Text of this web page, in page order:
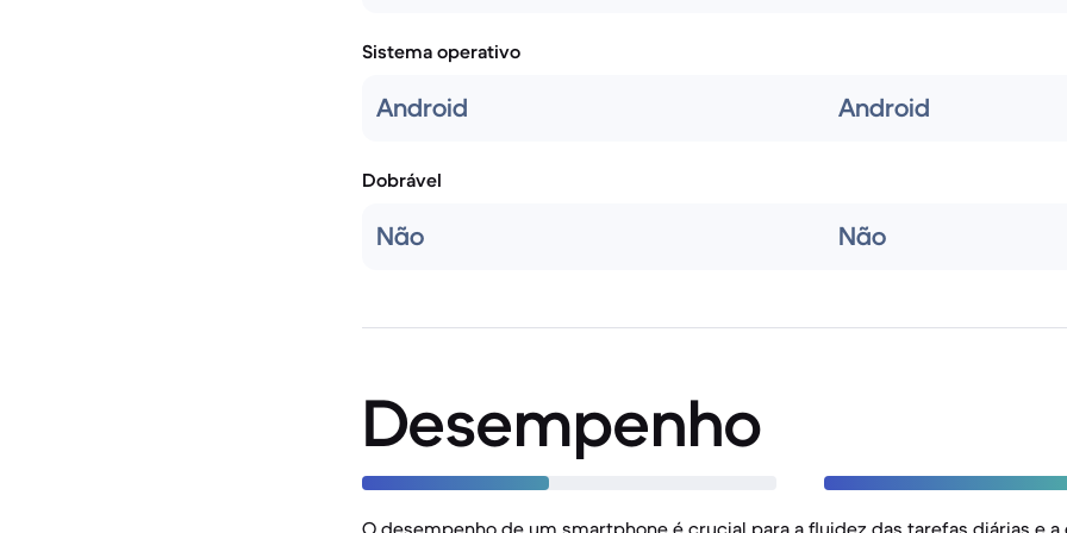
Sistema operativo
Android Android
Dobrável
Não Não
Desempenho
O desempenho de um smartphone é crucial para a fluidez das tarefas diárias e a